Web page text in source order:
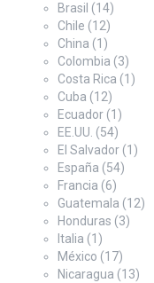
Brasil (14)
Chile (12)
China (1)
Colombia (3)
Costa Rica (1)
Cuba (12)
Ecuador (1)
EE.UU. (54)
El Salvador (1)
España (54)
Francia (6)
Guatemala (12)
Honduras (3)
Italia (1)
México (17)
Nicaragua (13)